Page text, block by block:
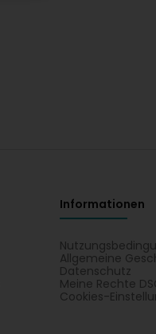
Informationen
Allgemeine
Datenschutz
Meine Rechte
Cookies-